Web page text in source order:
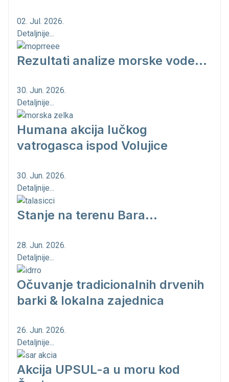
02. Jul. 2026.
Detaljnije...
Rezultati analize morske vode...
30. Jun. 2026.
Detaljnije...
Humana akcija lučkog
vatrogasca ispod Volujice
30. Jun. 2026.
Detaljnije...
Stanje na terenu Bara...
28. Jun. 2026.
Detaljnije...
Očuvanje tradicionalnih drvenih
barki & lokalna zajednica
26. Jun. 2026.
Detaljnije...
Akcija UPSUL-a u moru kod